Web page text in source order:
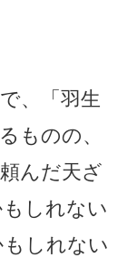
、「羽生
ものの、
んだ天ざ
しれない
しれない